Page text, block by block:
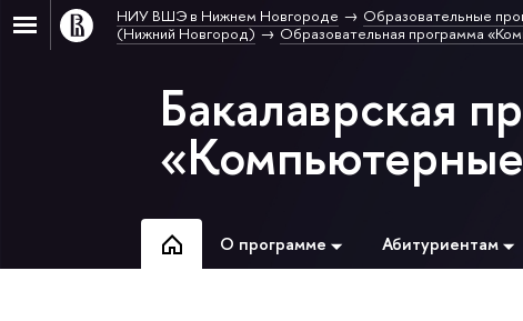
НИУ ВШЭ в Нижнем Новгороде Образовательные
(Нижний Новгород)
Образовательная программа
Бакалаврская
О программе Абитуриентам